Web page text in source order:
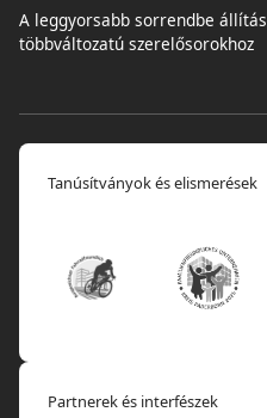
A leggyorsabb sorrendbe állítás
többváltozatú szerelősorokhoz
Tanúsítványok és elismerések
Partnerek és interfészek